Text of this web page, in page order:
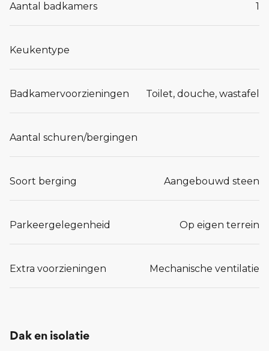
Aantal badkamers 1
Keukentype
Badkamervoorzieningen Toilet, douche, wastafel
Aantal schuren/bergingen
Soort berging Aangebouwd steen
Parkeergelegenheid Op eigen terrein
Extra voorzieningen Mechanische ventilatie
Dak en isolatie